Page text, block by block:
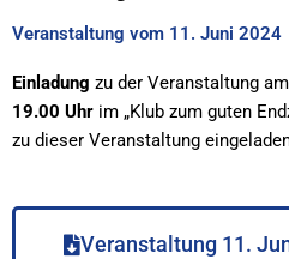
Veranstaltung vom 11. Juni 2024
Einladung zu der Veranstaltung am
19.00 Uhr im „Klub zum guten
zu dieser Veranstaltung
Veranstaltung 11.